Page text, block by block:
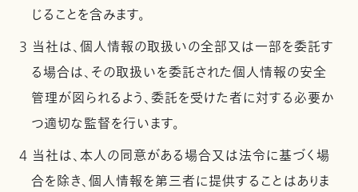
じることを含みます。
3 当社は、個人情報の取扱いの全部又は一部を委託す
る場合は、その取扱いを委託された個人情報の安全
管理が図られるよう、委託を受けた者に対する必要か
つ適切な監督を行います。
4 当社は、本人の同意がある場合又は法令に基づく場
合を除き、個人情報を第三者に提供することはありま